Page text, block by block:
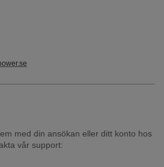
med din ansökan eller ditt konto hos
vår support: